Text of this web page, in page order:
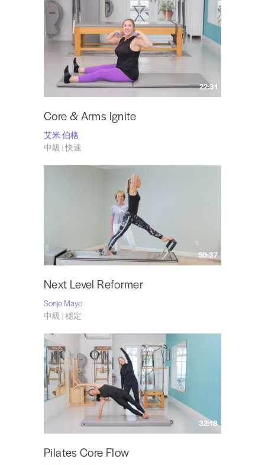
22:31
Core & Arms Ignite
艾米·伯格
中級 | 快速
50:37
Next Level Reformer
Sonje Mayo
中級 | 穩定
32:18
Pilates Core Flow